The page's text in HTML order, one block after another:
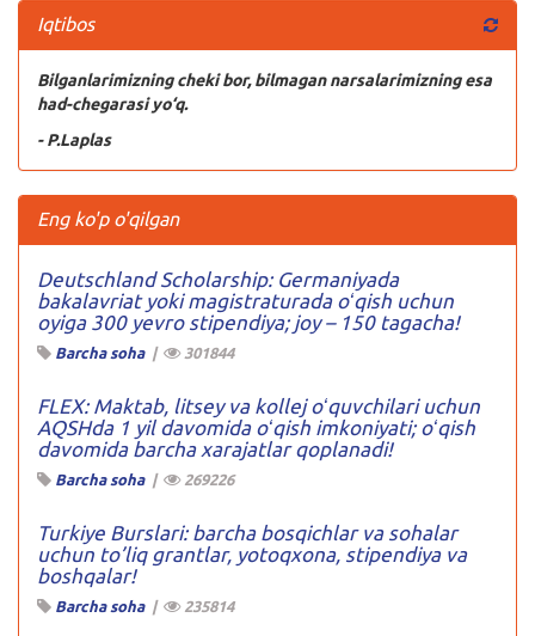
Iqtibos
Bilganlarimizning cheki bor, bilmagan narsalarimizning esa
had-chegarasi yo‘q.
- P.Laplas
Eng ko'p o'qilgan
Deutschland Scholarship: Germaniyada
bakalavriat yoki magistraturada oʻqish uchun
oyiga 300 yevro stipendiya; joy – 150 tagacha!
Barcha soha| 301844
FLEX: Maktab, litsey va kollej oʻquvchilari uchun
AQSHda 1 yil davomida oʻqish imkoniyati; oʻqish
davomida barcha xarajatlar qoplanadi!
Barcha soha| 269226
Turkiye Burslari: barcha bosqichlar va sohalar
uchun to’liq grantlar, yotoqxona, stipendiya va
boshqalar!
Barcha soha| 235814